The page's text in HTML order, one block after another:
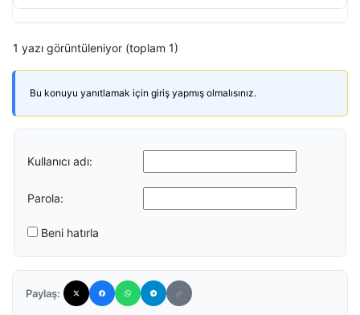
1 yazı görüntüleniyor (toplam 1)
Bu konuyu yanıtlamak için giriş yapmış olmalısınız.
Kullanıcı adı:
Parola:
Beni hatırla
Paylaş: